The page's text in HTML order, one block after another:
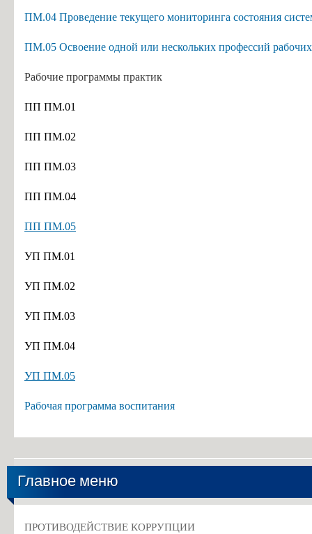
ПМ.04 Проведение текущего мониторинга состояния
ПМ.05 Освоение одной или нескольких профессий
Рабочие программы практик
ПП ПМ.01
ПП ПМ.02
ПП ПМ.03
ПП ПМ.04
ПП ПМ.05
УП ПМ.01
УП ПМ.02
УП ПМ.03
УП ПМ.04
УП ПМ.05
Рабочая программа воспитания
Главное меню
ПРОТИВОДЕЙСТВИЕ КОРРУПЦИИ